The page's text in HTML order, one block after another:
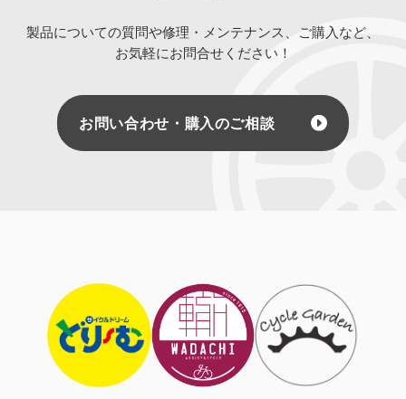
製品についての質問や修理・メンテナンス、ご購入など、
お気軽にお問合せください！
お問い合わせ・購入のご相談